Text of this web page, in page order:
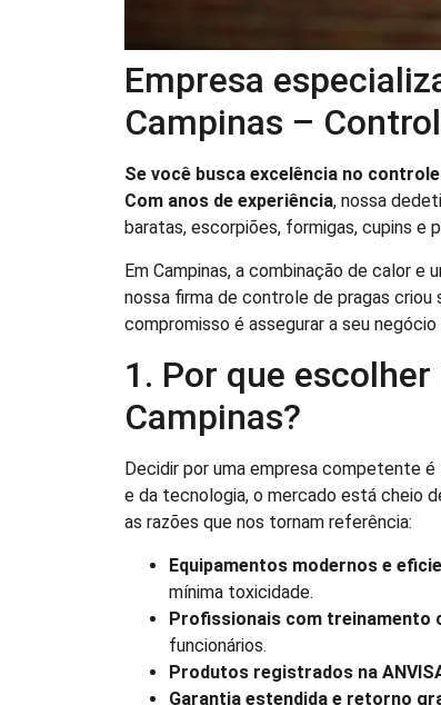
Empresa
Campinas –
Se você busca excelência no
Com anos de experiência, nossa
baratas, escorpiões, formigas, cupins e
Em Campinas, a combinação de calor
nossa firma de controle de pragas
compromisso é assegurar a seu
1. Por que
Campinas?
Decidir por uma empresa competente
e da tecnologia, o mercado está cheio
as razões que nos tornam referência:
Equipamentos modernos e
mínima toxicidade.
Profissionais com treinamento
funcionários.
Produtos registrados na
Garantia estendida e retorno